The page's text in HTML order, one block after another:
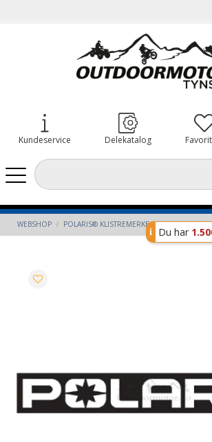
Kundeservice Delekatalog
WEBSHOP POLARIS® KLISTREMERKE
Du har